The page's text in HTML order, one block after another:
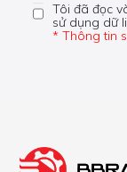
Tôi đã đọc
sử dụng dữ
* Thông tin